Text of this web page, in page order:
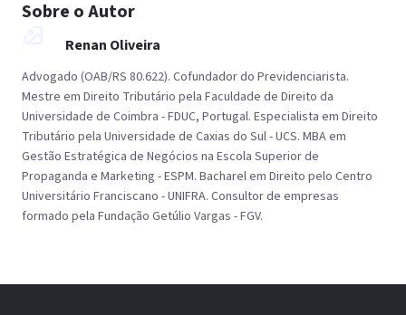
Sobre o Autor
Renan Oliveira
Advogado (OAB/RS 80.622). Cofundador do Previdenciarista.
Mestre em Direito Tributário pela Faculdade de Direito da
Universidade de Coimbra - FDUC, Portugal. Especialista em Direito
Tributário pela Universidade de Caxias do Sul - UCS. MBA em
Gestão Estratégica de Negócios na Escola Superior de
Propaganda e Marketing - ESPM. Bacharel em Direito pelo Centro
Universitário Franciscano - UNIFRA. Consultor de empresas
formado pela Fundação Getúlio Vargas - FGV.